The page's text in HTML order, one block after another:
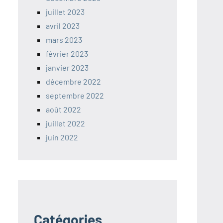
juillet 2023
avril 2023
mars 2023
février 2023
janvier 2023
décembre 2022
septembre 2022
août 2022
juillet 2022
juin 2022
Catégories